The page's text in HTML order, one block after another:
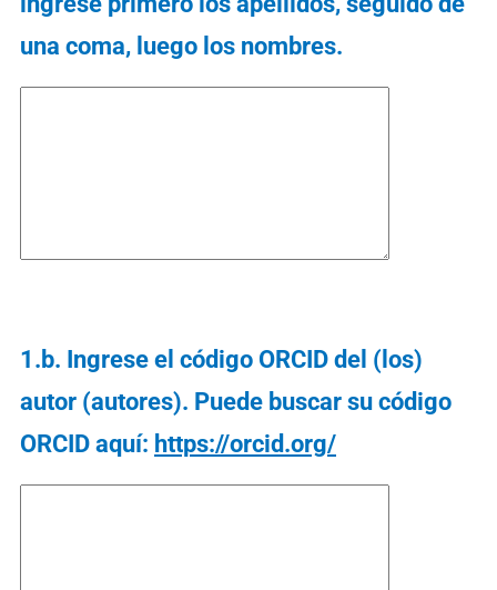
una coma, luego los nombres.
1.b. Ingrese el código ORCID del (los)
autor (autores). Puede buscar su código
ORCID aquí: https://orcid.org/